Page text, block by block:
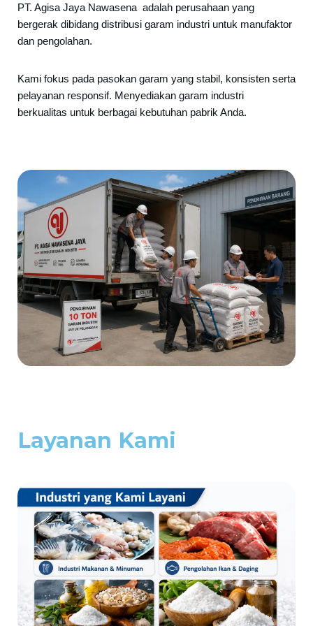
PT. Agisa Jaya Nawasena adalah perusahaan yang
bergerak dibidang distribusi garam industri untuk manufaktor
dan pengolahan.
Kami fokus pada pasokan garam yang stabil, konsisten serta
pelayanan responsif. Menyediakan garam industri
berkualitas untuk berbagai kebutuhan pabrik Anda.
Layanan Kami